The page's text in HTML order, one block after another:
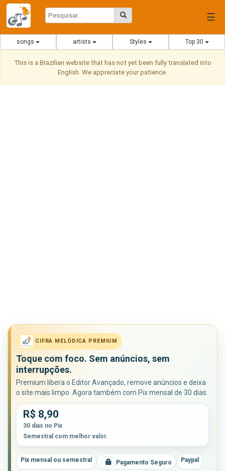
☰
songs artists Styles Top 30
This is a Brazilian website that has not yet been fully translated into
English. We appreciate your patience.
CIFRA MELÓDICA PREMIUM
Toque com foco. Sem anúncios, sem
interrupções.
Premium libera o Editor Avançado, remove anúncios e deixa
o site mais limpo. Agora também com Pix mensal de 30 dias.
R$ 8,90
30 dias no Pix
Semestral com melhor valor.
Pix mensal ou semestral Pagamento Seguro Paypal